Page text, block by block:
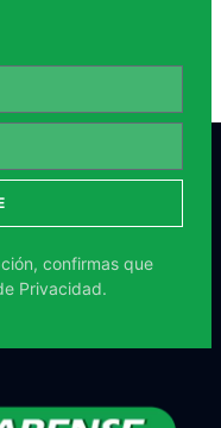
confirmas que
Privacidad.